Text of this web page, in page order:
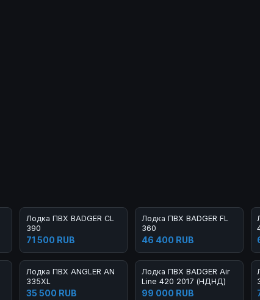
Лодка ПВХ BADGER CL
390
71 500 RUB
Лодка ПВХ BADGER FL
360
46 400 RUB
Лодка ПВХ ANGLER AN
335XL
35 500 RUB
Лодка ПВХ BADGER Air
Line 420 2017 (НДНД)
99 000 RUB